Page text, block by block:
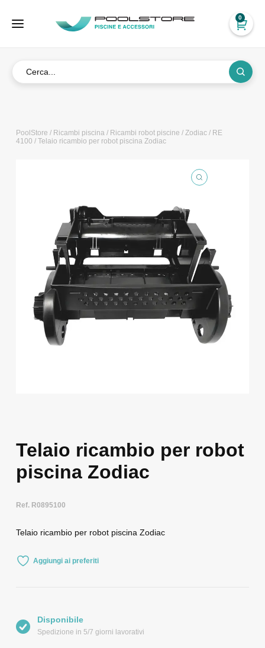
0
PoolStore / Ricambi piscina/ Ricambi robot piscine / Zodiac/ RE
4100 / Telaio ricambio per robot piscina Zodiac
Telaio ricambio per robot
piscina Zodiac
Ref. R0895100
Telaio ricambio per robot piscina Zodiac
Aggiungi ai preferiti
Disponibile
Spedizione in 5/7 giorni lavorativi